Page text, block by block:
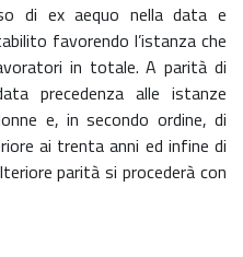
di ex aequo nella data e
favorendo l’istanza che
in totale. A parità di
precedenza alle istanze
e, in secondo ordine, di
ai trenta anni ed infine di
parità si procederà con